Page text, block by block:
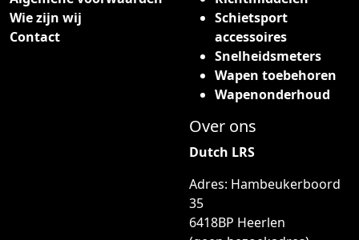
Wie zijn wij
Contact
Schietsport
accessoires
Snelheidsmeters
Wapen toebehoren
Wapenonderhoud
Over ons
Dutch LRS
Adres: Hambeukerboord
35
6418BP Heerlen